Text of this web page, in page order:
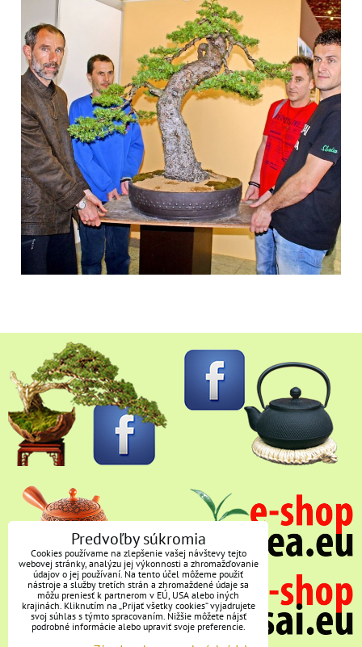
Predvoľby súkromia
Cookies používame na zlepšenie vašej návštevy tejto
webovej stránky, analýzu jej výkonnosti a zhromažďovanie
údajov o jej používaní. Na tento účel môžeme použiť
nástroje a služby tretích strán a zhromaždené údaje sa
môžu preniesť k partnerom v EÚ, USA alebo iných
krajinách. Kliknutím na „Prijať všetky cookies“ vyjadrujete
svoj súhlas s týmto spracovaním. Nižšie môžete nájsť
podrobné informácie alebo upraviť svoje preferencie.